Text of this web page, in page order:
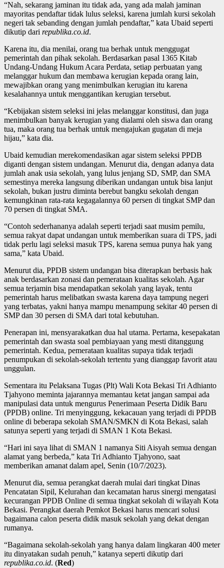
“Nah, sekarang jaminan itu tidak ada, yang ada malah jaminan
mayoritas pendaftar tidak lulus seleksi, karena jumlah kursi sekolah
negeri tak sebanding dengan jumlah pendaftar,” kata Ubaid seperti
dikutip dari republika.co.id.
Karena itu, dia menilai, orang tua berhak untuk menggugat
pemerintah dan pihak sekolah. Berdasarkan pasal 1365 Kitab
Undang-Undang Hukum Acara Perdata, setiap perbuatan yang
melanggar hukum dan membawa kerugian kepada orang lain,
mewajibkan orang yang menimbulkan kerugian itu karena
kesalahannya untuk menggantikan kerugian tersebut.
“Kebijakan sistem seleksi ini jelas melanggar konstitusi, dan juga
menimbulkan banyak kerugian yang dialami oleh siswa dan orang
tua, maka orang tua berhak untuk mengajukan gugatan di meja
hijau,” kata dia.
Ubaid kemudian merekomendasikan agar sistem seleksi PPDB
diganti dengan sistem undangan. Menurut dia, dengan adanya data
jumlah anak usia sekolah, yang lulus jenjang SD, SMP, dan SMA
semestinya mereka langsung diberikan undangan untuk bisa lanjut
sekolah, bukan justru diminta berebut bangku sekolah dengan
kemungkinan rata-rata kegagalannya 60 persen di tingkat SMP dan
70 persen di tingkat SMA.
“Contoh sederhananya adalah seperti terjadi saat musim pemilu,
semua rakyat dapat undangan untuk memberikan suara di TPS, jadi
tidak perlu lagi seleksi masuk TPS, karena semua punya hak yang
sama,” kata Ubaid.
Menurut dia, PPDB sistem undangan bisa diterapkan berbasis hak
anak berdasarkan zonasi dan pemerataan kualitas sekolah. Agar
semua terjamin bisa mendapatkan sekolah yang layak, tentu
pemerintah harus melibatkan swasta karena daya tampung negeri
yang terbatas, yakni hanya mampu menampung sekitar 40 persen di
SMP dan 30 persen di SMA dari total kebutuhan.
Penerapan ini, mensyarakatkan dua hal utama. Pertama, kesepakatan
pemerintah dan swasta soal pembiayaan yang mesti ditanggung
pemerintah. Kedua, pemerataan kualitas supaya tidak terjadi
penumpukan di sekolah-sekolah tertentu yang dianggap favorit atau
unggulan.
Sementara itu Pelaksana Tugas (Plt) Wali Kota Bekasi Tri Adhianto
Tjahyono meminta jajarannya memantau ketat jangan sampai ada
manipulasi data untuk mengurus Penerimaan Peserta Didik Baru
(PPDB) online. Tri menyinggung, kekacauan yang terjadi di PPDB
online di beberapa sekolah SMAN/SMKN di Kota Bekasi, salah
satunya seperti yang terjadi di SMAN 1 Kota Bekasi.
“Hari ini saya lihat di SMAN 1 namanya Siti Aisyah semua dengan
alamat yang berbeda,” kata Tri Adhianto Tjahyono, saat
memberikan amanat dalam apel, Senin (10/7/2023).
Menurut dia, semua perangkat daerah mulai dari tingkat Dinas
Pencatatan Sipil, Kelurahan dan kecamatan harus sinergi mengatasi
kecurangan PPDB Online di semua tingkat sekolah di wilayah Kota
Bekasi. Perangkat daerah Pemkot Bekasi harus mencari solusi
bagaimana calon peserta didik masuk sekolah yang dekat dengan
rumanya.
“Bagaimana sekolah-sekolah yang hanya dalam lingkaran 400 meter
itu dinyatakan sudah penuh,” katanya seperti dikutip dari
republika.co.id. (Red)